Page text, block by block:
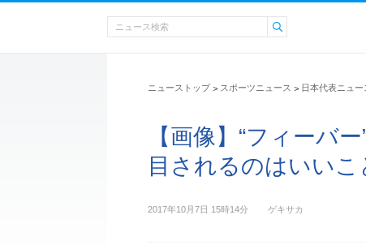
ニューストップ > スポーツニュース > 日本代表ニュー
【画像】“フィーバ
目されるのはいいこ
2017年10月7日 15時14分 ゲキサカ